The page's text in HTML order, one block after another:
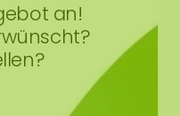
andere Größe?
an!